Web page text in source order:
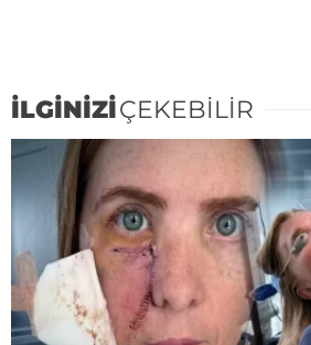
İLGİNİZİÇEKEBİLİR